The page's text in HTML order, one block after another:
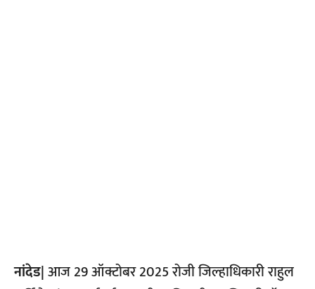
नांदेड|आज 29 ऑक्टोबर 2025 रोजी जिल्हाधिकारी राहुल